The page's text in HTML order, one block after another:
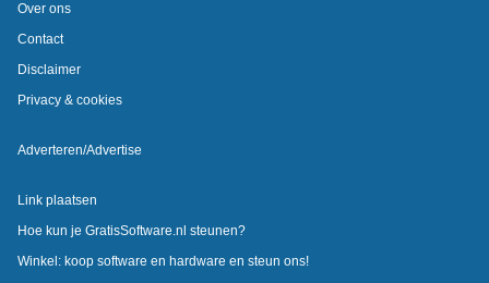
Over ons
Contact
Disclaimer
Privacy & cookies
Adverteren/Advertise
Link plaatsen
Hoe kun je GratisSoftware.nl steunen?
Winkel: koop software en hardware en steun ons!